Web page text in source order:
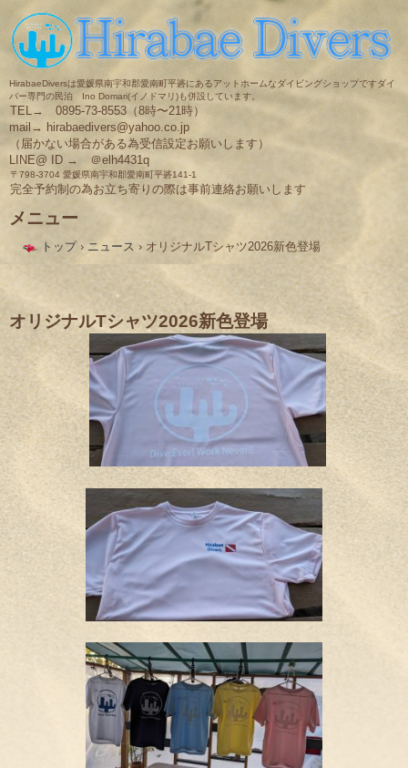
HirabaeDiversは愛媛県南宇和郡愛南町平碆にあるアットホームなダイビングショップですダイ
バー専門の民泊 Ino Domari(イノドマリ)も併設しています。
TEL→ 0895-73-8553（8時〜21時）
mail→ hirabaedivers@yahoo.co.jp
（届かない場合がある為受信設定お願いします）
LINE@ ID → ＠elh4431q
〒798-3704 愛媛県南宇和郡愛南町平碆141-1
完全予約制の為お立ち寄りの際は事前連絡お願いします
メニュー
へ
ス
ッ
プ
トップ › ニュース › オリジナルTシャツ2026新色登場
オリジナルTシャツ2026新色登場